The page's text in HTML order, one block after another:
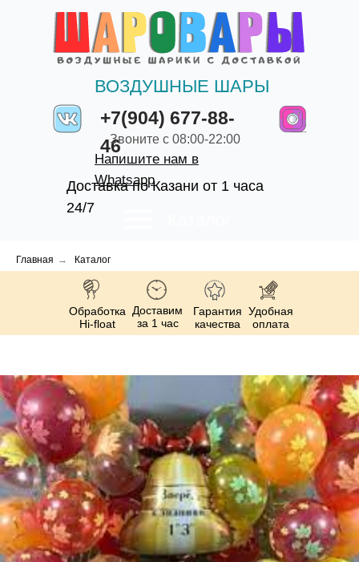
+7(904) 677-88-
46
ВОЗДУШНЫЕ ШАРЫ
Доставка по Казани от 1 часа
24/7
Звоните с 08:00-22:00
Напишите нам в
Whatsapp
Главная → Каталог
Обработка
Hi-float
Доставим
за 1 час
Гарантия
качества
Удобная
оплата